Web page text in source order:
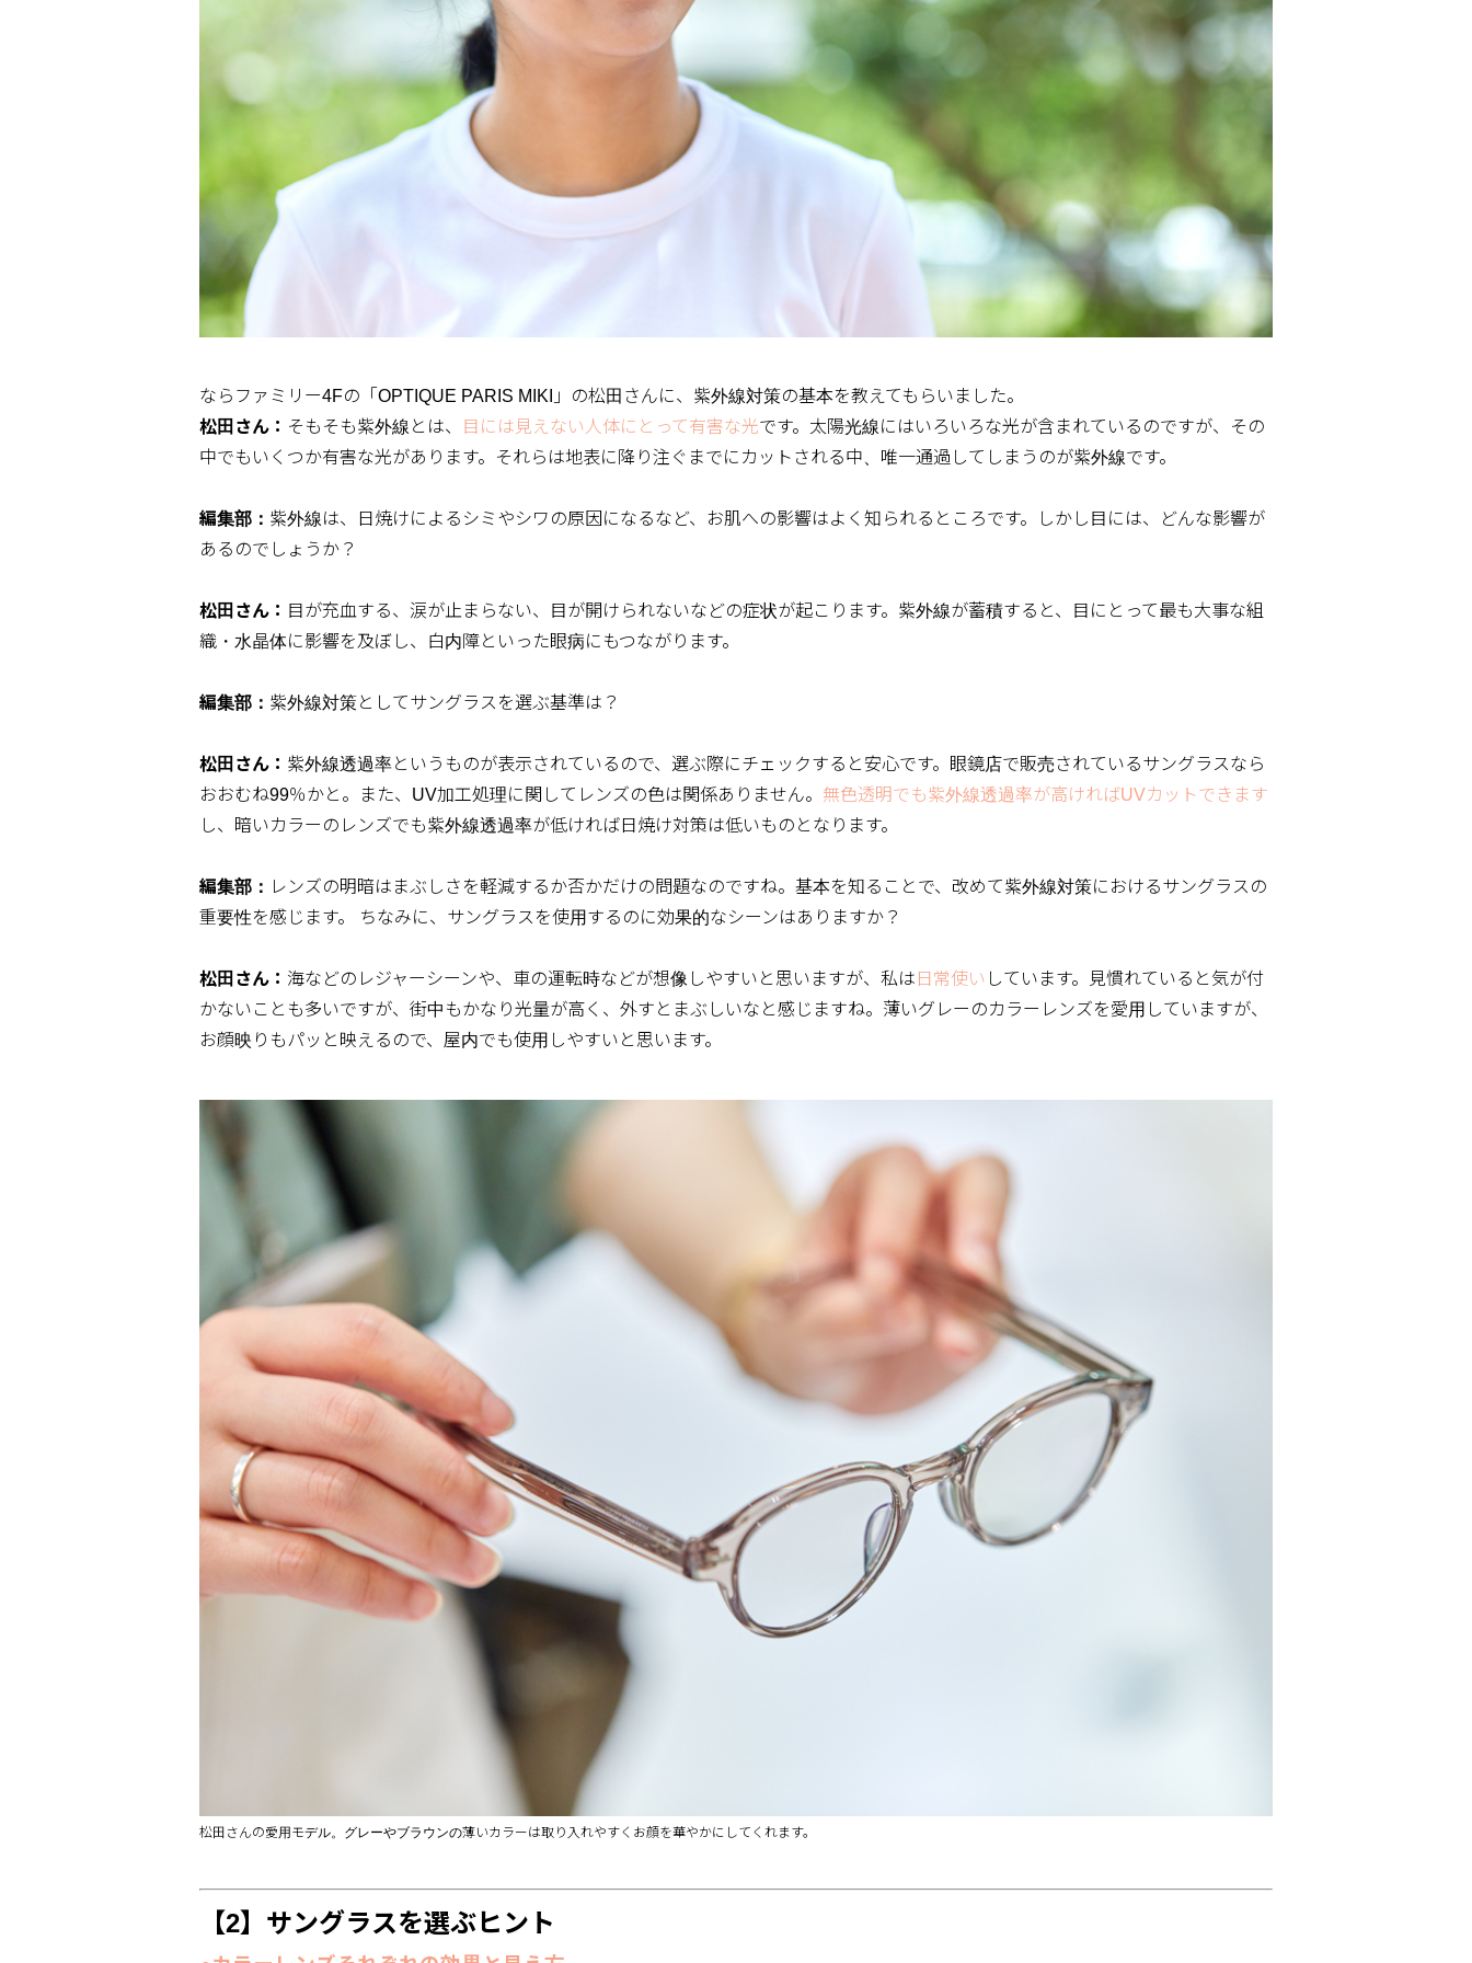
ならファミリー4Fの「OPTIQUE PARIS MIKI」の松田さんに、紫外線対策の基本を教えてもらいました。
松田さん： そもそも紫外線とは、 目には見えない人体にとって有害な光です。太陽光線にはいろいろな光が含まれているのですが、その
中でもいくつか有害な光があります。それらは地表に降り注ぐまでにカットされる中、唯一通過してしまうのが紫外線です。
編集部： 紫外線は、日焼けによるシミやシワの原因になるなど、お肌への影響はよく知られるところです。しかし目には、どんな影響が
あるのでしょうか？
松田さん： 目が充血する、涙が止まらない、目が開けられないなどの症状が起こります。紫外線が蓄積すると、目にとって最も大事な組
織・水晶体に影響を及ぼし、白内障といった眼病にもつながります。
編集部： 紫外線対策としてサングラスを選ぶ基準は？
松田さん： 紫外線透過率というものが表示されているので、選ぶ際にチェックすると安心です。眼鏡店で販売されているサングラスなら
おおむね99％かと。また、UV加工処理に関してレンズの色は関係ありません。 無色透明でも紫外線透過率が高ければUVカットできます
し、暗いカラーのレンズでも紫外線透過率が低ければ日焼け対策は低いものとなります。
編集部： レンズの明暗はまぶしさを軽減するか否かだけの問題なのですね。基本を知ることで、改めて紫外線対策におけるサングラスの
重要性を感じます。 ちなみに、サングラスを使用するのに効果的なシーンはありますか？
松田さん： 海などのレジャーシーンや、車の運転時などが想像しやすいと思いますが、私は 日常使い しています。見慣れていると気が付
かないことも多いですが、街中もかなり光量が高く、外すとまぶしいなと感じますね。薄いグレーのカラーレンズを愛用していますが、
お顔映りもパッと映えるので、屋内でも使用しやすいと思います。
松田さんの愛用モデル。グレーやブラウンの薄いカラーは取り入れやすくお顔を華やかにしてくれます。
【2】サングラスを選ぶヒント